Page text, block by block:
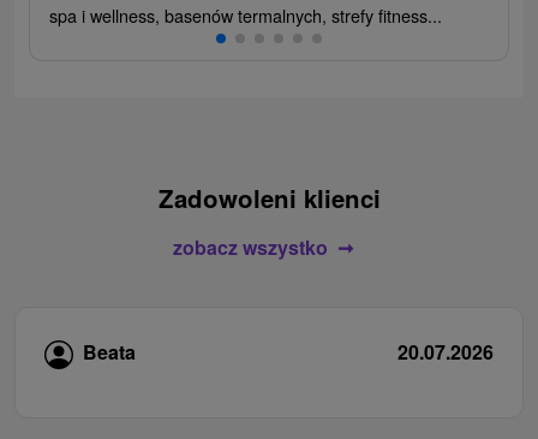
spa i wellness, basenów termalnych, strefy fitness...
Zadowoleni klienci
zobacz wszystko
Beata 20.07.2026